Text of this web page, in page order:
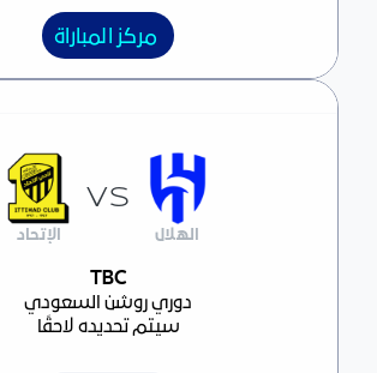
مركز المباراة
مركز المباراةTBC
دوري روشن السعودي
سيتم تحديده لاحقًا
الهلال
VS
الإتحاد